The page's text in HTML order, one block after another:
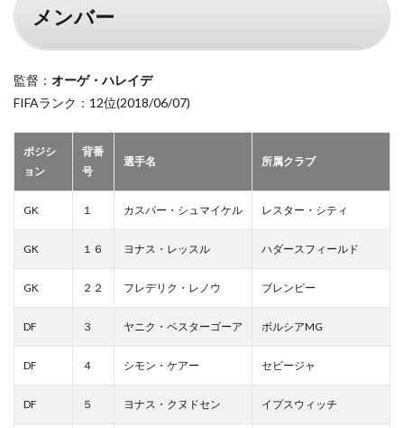
メンバー
監督： オーゲ・ハレイデ
FIFAランク：12位(2018/06/07)
ポジシ
ョン
背番
号
選手名 所属クラブ
GK １ カスパー・シュマイケル レスター・シティ
GK １６ ヨナス・レッスル ハダースフィールド
GK ２２ フレデリク・レノウ ブレンビー
DF ３ ヤニク・ベスターゴーア ボルシアMG
DF ４ シモン・ケアー セビージャ
DF ５ ヨナス・クヌドセン イプスウィッチ